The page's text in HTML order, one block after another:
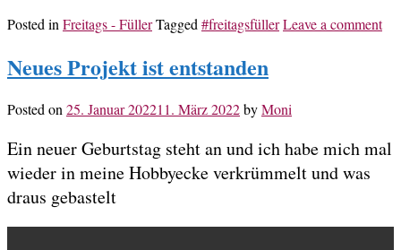
Posted in Freitags - FüllerTagged #freitagsfüllerLeave a comment
Neues Projekt ist entstanden
Posted on25. Januar 202211. März 2022byMoni
Ein neuer Geburtstag steht an und ich habe mich mal
wieder in meine Hobbyecke verkrümmelt und was
draus gebastelt